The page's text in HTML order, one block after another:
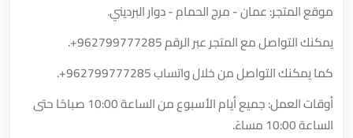
موقع المتجر: عمان - مرج الحمام - دوار البرديني.
يمكنك التواصل مع المتجر عبر الرقم+962799777285
.
كما يمكنك التواصل من خلال واتساب+962799777285
.
أوقات العمل: جميع أيام الأسبوع من الساعة 10:00 صباحًا حتى
الساعة 10:00 مساءً.